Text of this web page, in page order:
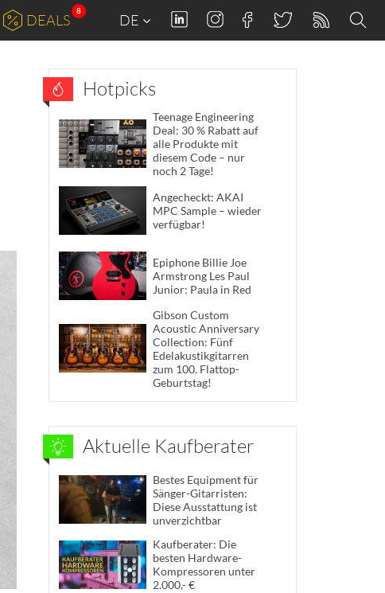
DEALS
8
DE
Hotpicks
Teenage Engineering
Deal: 30 % Rabatt auf
alle Produkte mit
diesem Code – nur
noch 2 Tage!
Angecheckt: AKAI
MPC Sample – wieder
verfügbar!
Epiphone Billie Joe
Armstrong Les Paul
Junior: Paula in Red
Gibson Custom
Acoustic Anniversary
Collection: Fünf
Edelakustikgitarren
zum 100. Flattop-
Geburtstag!
Aktuelle Kaufberater
Bestes Equipment für
Sänger-Gitarristen:
Diese Ausstattung ist
unverzichtbar
Kaufberater: Die
besten Hardware-
Kompressoren unter
2.000,- €